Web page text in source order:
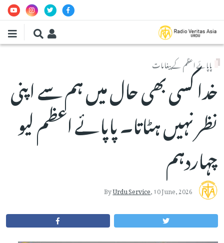
پاپائے اعظم کے پیغامات
خدا کسی بھی حال میں ہم سے اپنی
نظر نہیں ہٹاتا۔ پاپائے اعظم لیو
چہاردہم
ByUrdu Service,10 June, 2026